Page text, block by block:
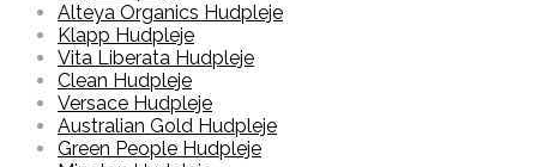
Alteya Organics Hudpleje
Klapp Hudpleje
Vita Liberata Hudpleje
Clean Hudpleje
Versace Hudpleje
Australian Gold Hudpleje
Green People Hudpleje